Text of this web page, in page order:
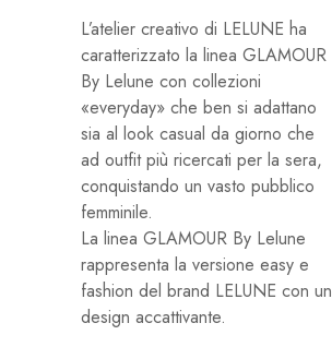
L’atelier creativo di LELUNE ha
caratterizzato la linea GLAMOUR
By Lelune con collezioni
«everyday» che ben si adattano
sia al look casual da giorno che
ad outfit più ricercati per la sera,
conquistando un vasto pubblico
femminile.
La linea GLAMOUR By Lelune
rappresenta la versione easy e
fashion del brand LELUNE con un
design accattivante.